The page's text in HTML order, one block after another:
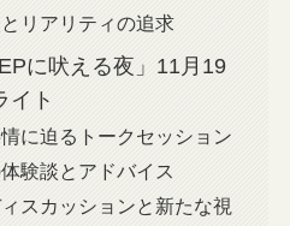
リアリティの追求
に吠える夜」11月19
イト
に迫るトークセッション
験談とアドバイス
スカッションと新たな視